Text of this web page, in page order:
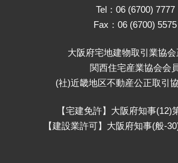
Tel：06 (6700) 7777
Fax：06 (6700) 5575
大阪府宅地建物取引業協会
関西住宅産業協会会
(社)近畿地区不動産公正取引
【宅建免許】大阪府知事(12)
【建設業許可】大阪府知事(般-